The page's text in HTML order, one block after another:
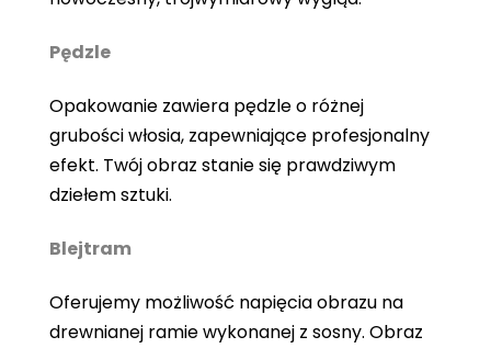
Pędzle
Opakowanie zawiera pędzle o różnej
grubości włosia, zapewniające profesjonalny
efekt. Twój obraz stanie się prawdziwym
dziełem sztuki.
Blejtram
Oferujemy możliwość napięcia obrazu na
drewnianej ramie wykonanej z sosny. Obraz